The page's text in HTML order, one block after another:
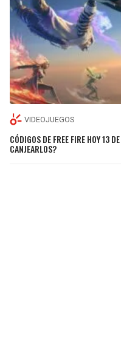
VIDEOJUEGOS
CÓDIGOS DE FREE FIRE HOY 13
CANJEARLOS?